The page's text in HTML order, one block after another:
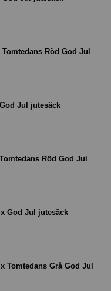
Röd God Jul
Jul jutesäck
Röd God Jul
God Jul jutesäck
Tomtedans Grå God Jul